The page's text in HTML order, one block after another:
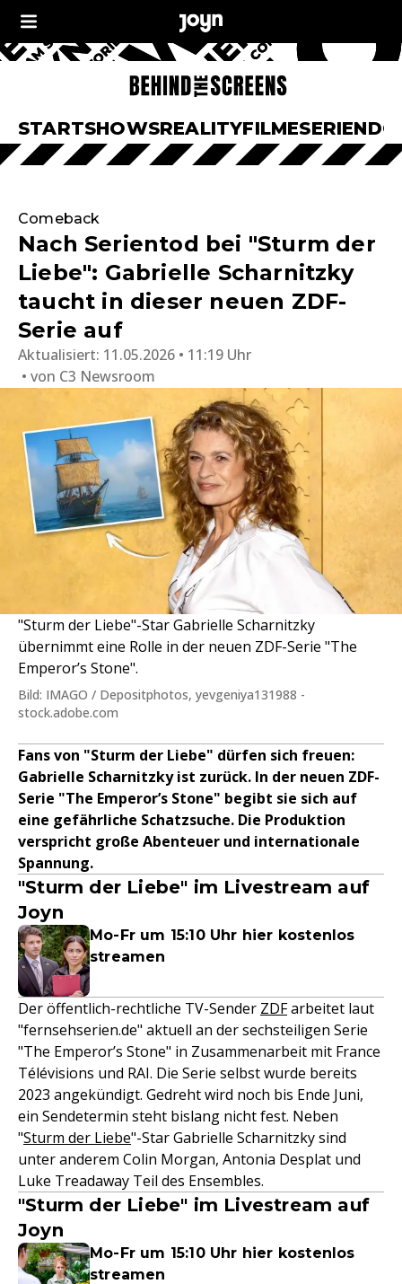
STARTSHOWSREALITYFILMESERIEN
Comeback
Nach Serientod bei "Sturm der
Liebe": Gabrielle Scharnitzky
taucht in dieser neuen ZDF-
Serie auf
Aktualisiert: 11.05.2026 • 11:19 Uhr
von C3 Newsroom
"Sturm der Liebe"-Star Gabrielle Scharnitzky
übernimmt eine Rolle in der neuen ZDF-Serie "The
Emperor’s Stone".
Bild: IMAGO / Depositphotos, yevgeniya131988 -
stock.adobe.com
Fans von "Sturm der Liebe" dürfen sich freuen:
Gabrielle Scharnitzky ist zurück. In der neuen ZDF-
Serie "The Emperor’s Stone" begibt sie sich auf
eine gefährliche Schatzsuche. Die Produktion
verspricht große Abenteuer und internationale
Spannung.
"Sturm der Liebe" im Livestream auf
Joyn
Mo-Fr um 15:10 Uhr hier kostenlos
streamen
Der öffentlich-rechtliche TV-Sender ZDFarbeitet laut
"fernsehserien.de" aktuell an der sechsteiligen Serie
"The Emperor’s Stone" in Zusammenarbeit mit France
Télévisions und RAI. Die Serie selbst wurde bereits
2023 angekündigt. Gedreht wird noch bis Ende Juni,
ein Sendetermin steht bislang nicht fest. Neben
"Sturm der Liebe"-Star Gabrielle Scharnitzky sind
unter anderem Colin Morgan, Antonia Desplat und
Luke Treadaway Teil des Ensembles.
"Sturm der Liebe" im Livestream auf
Joyn
Mo-Fr um 15:10 Uhr hier kostenlos
streamen